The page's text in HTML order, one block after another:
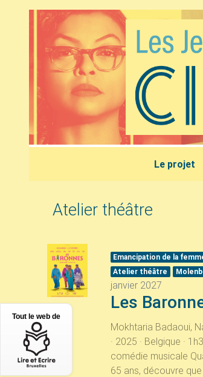
Le projet
Atelier théâtre
Emancipation de la
Atelier théâtre
janvier 2027
Les
Mokhtaria Badaoui,
· 2025 · Belgique ·
comédie musicale
65 ans, découvre que
Tout le web de